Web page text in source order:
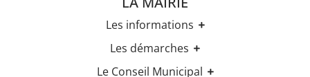
Les informations
Les horaires
Les élections
Les démarches
Etat-civil
Le Conseil Municipal